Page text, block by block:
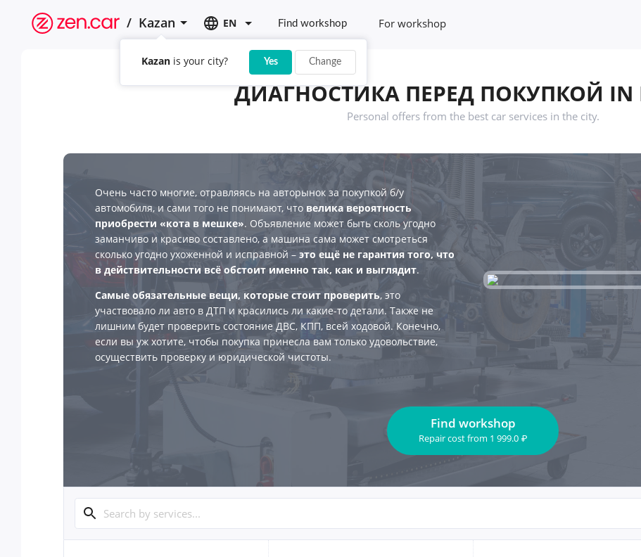
/ Kazan
Kazan is your city? Yes Change
EN Find workshop For workshop
ДИАГНОСТИКА ПЕРЕД ПОКУПКОЙ IN
Personal offers from the best car services in the city.
Очень часто многие, отравляясь на авторынок за покупкой б/у
автомобиля, и сами того не понимают, что велика вероятность
приобрести «кота в мешке». Объявление может быть сколь угодно
заманчиво и красиво составлено, а машина сама может смотреться
сколько угодно ухоженной и исправной – это ещё не гарантия того, что
в действительности всё обстоит именно так, как и выглядит.
Самые обязательные вещи, которые стоит проверить, это
участвовало ли авто в ДТП и красились ли какие-то детали. Также не
лишним будет проверить состояние ДВС, КПП, всей ходовой. Конечно,
если вы уж хотите, чтобы покупка принесла вам только удовольствие,
осуществить проверку и юридической чистоты.
Find workshop
Repair costfrom 1 999.0 ₽